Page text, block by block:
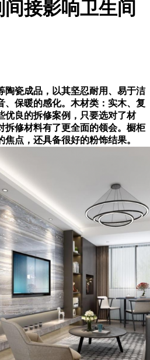
接影响卫生间
瓷成品，以其坚忍耐用、易于洁
、保暖的感化。木材类：实木、复
优良的拆修案例，只要选对了材
拆修材料有了更全面的领会。橱柜
点，还具备很好的粉饰结果。